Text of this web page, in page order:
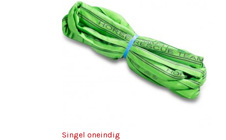
Singel oneindig
TOEVOEGEN AAN WINKELWAGEN
DETAILS